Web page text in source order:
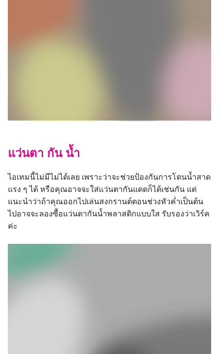
แว่นตา กัน น้ำ
ไอเทมนี้ไม่มีไม่ได้เลย เพราะว่าจะช่วยป้องกันการโดนน้ำสาด
แรง ๆ ได้ หรือคุณอาจจะใส่แว่นตากันแดดก็ได้เช่นกัน แต่
แนะนำว่าถ้าคุณออกไปเล่นสงกรานต์ตอนช่วงหัวค่ำเป็นต้น
ไปอาจจะลองซื้อแว่นตากันน้ำพลาสติกแบบใส รับรองว่าเวิร์ค
ค่ะ